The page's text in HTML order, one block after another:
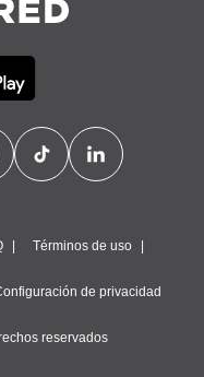
Términos de uso
de privacidad
reservados